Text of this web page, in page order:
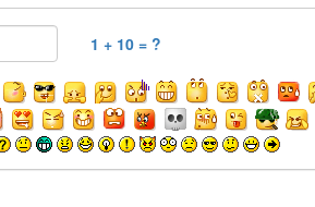
1 + 10 = ?